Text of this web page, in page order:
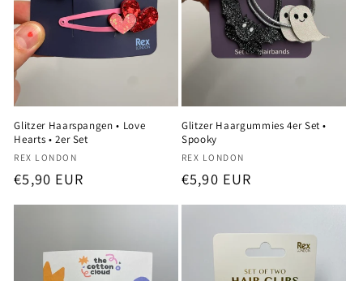
Glitzer Haarspangen • Love
Hearts • 2er Set
Anbieter:
REX LONDON
Normaler
Preis
€5,90 EUR
Glitzer Haargummies 4er Set •
Spooky
Anbieter:
REX LONDON
Normaler
Preis
€5,90 EUR